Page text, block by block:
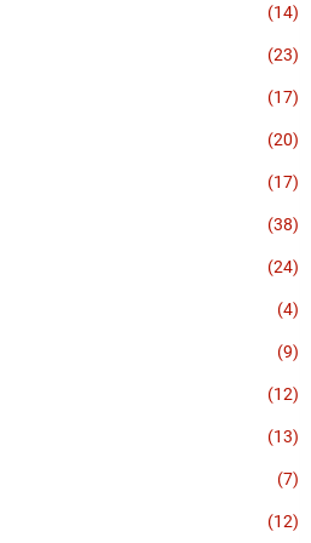
(14)
(23)
(17)
(20)
(17)
(38)
(24)
(4)
(9)
(12)
(13)
(7)
(12)